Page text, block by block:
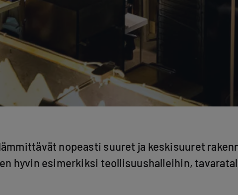
nopeasti suuret ja keskisuuret
hyvin esimerkiksi teollisuushalleihin,